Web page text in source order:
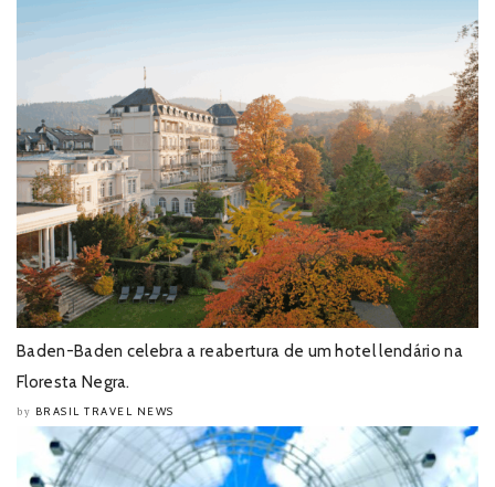
Baden-Baden celebra a reabertura de um hotel lendário na
Floresta Negra.
by BRASIL TRAVEL NEWS